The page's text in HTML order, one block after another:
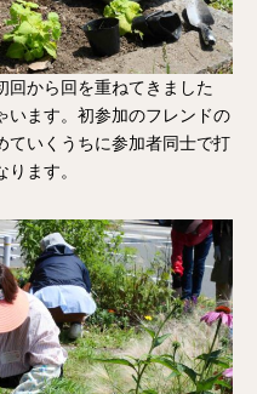
回から回を重ねてきました
います。初参加のフレンドの
ていくうちに参加者同士で打
ます。